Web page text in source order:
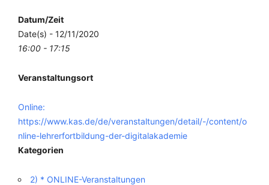
Datum/Zeit
Date(s) - 12/11/2020
16:00 - 17:15
Veranstaltungsort
Online:
https://www.kas.de/de/veranstaltungen/detail/-/content/o
nline-lehrerfortbildung-der-digitalakademie
Kategorien
2) * ONLINE-Veranstaltungen